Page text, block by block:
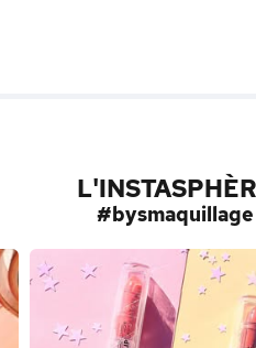
#bysmaquillage